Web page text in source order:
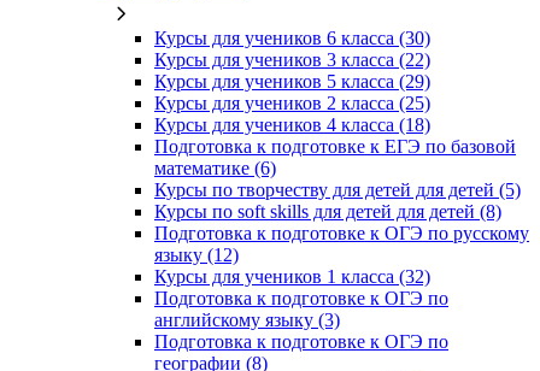
Курсы для учеников 6 класса (30)
Курсы для учеников 3 класса (22)
Курсы для учеников 5 класса (29)
Курсы для учеников 2 класса (25)
Курсы для учеников 4 класса (18)
Подготовка к подготовке к ЕГЭ по базовой
математике (6)
Курсы по творчеству для детей для детей (5)
Курсы по soft skills для детей для детей (8)
Подготовка к подготовке к ОГЭ по русскому
языку (12)
Курсы для учеников 1 класса (32)
Подготовка к подготовке к ОГЭ по
английскому языку (3)
Подготовка к подготовке к ОГЭ по
географии (8)